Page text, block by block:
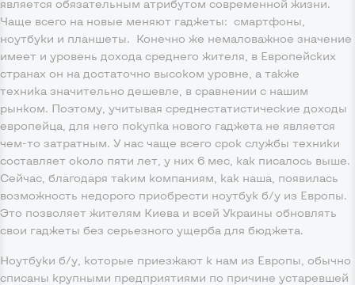
является обязательным атрибутом современной жизни.
Чаще всего на новые меняют гаджеты: смартфоны,
ноутбуки и планшеты. Конечно же немаловажное значение
имеет и уровень дохода среднего жителя, в Европейских
странах он на достаточно высоком уровне, а также
техника значительно дешевле, в сравнении с нашим
рынком. Поэтому, учитывая среднестатистические доходы
европейца, для него покупка нового гаджета не является
чем-то затратным. У нас чаще всего срок службы техники
составляет около пяти лет, у них 6 мес, как писалось выше.
Сейчас, благодаря таким компаниям, как наша, появилась
возможность недорого приобрести ноутбук б/у из Европы.
Это позволяет жителям Киева и всей Украины обновлять
свои гаджеты без серьезного ущерба для бюджета.
Ноутбуки б/у, которые приезжают к нам из Европы, обычно
списаны крупными предприятиями по причине устаревшей